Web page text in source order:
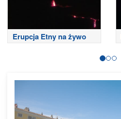
Erupcja Etny na żywo